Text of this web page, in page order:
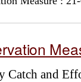
Catch and